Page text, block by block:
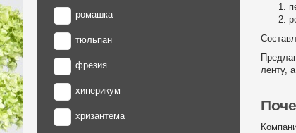
ромашка
тюльпан
фрезия
хиперикум
хризантема
ленту,